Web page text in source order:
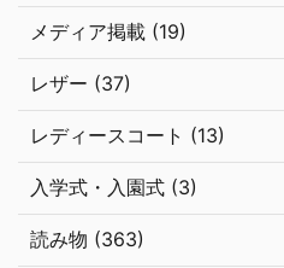
メディア掲載 (19)
レザー (37)
レディースコート (13)
入学式・入園式 (3)
読み物 (363)